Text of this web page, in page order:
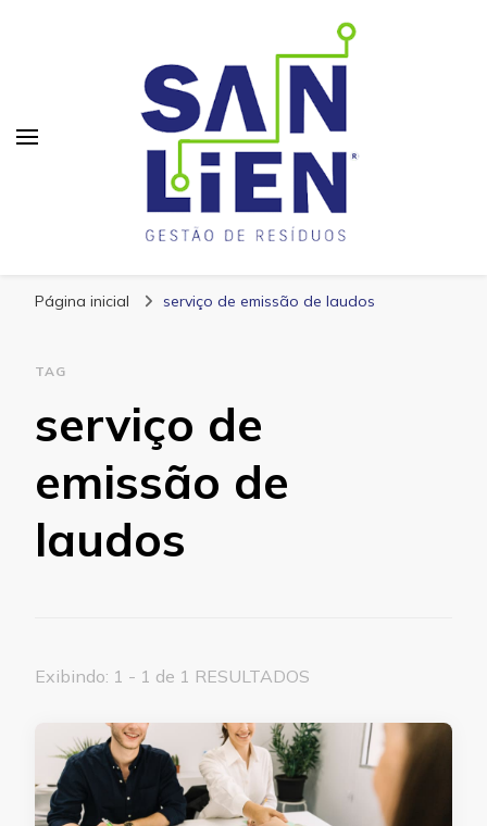
Página inicial serviço de emissão de laudos
TAG
serviço de
emissão de
laudos
Exibindo: 1 - 1 de 1 RESULTADOS